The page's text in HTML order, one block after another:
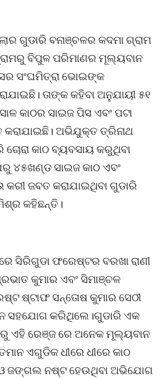
ଗୁଡାରି ବନାଞ୍ଚଳର କଦମା ଗ୍ରାମ
ବିପୁଳ ପରିମାଣର ମୂଲ୍ୟବାନ
ସଂଘମିତ୍ରା ଭୋଇଙ୍କ
ତାଙ୍କ କହିବା ଅନୁଯାୟୀ ୫୧
କାଠର ସାଇଜ ପିସ ଏବଂ ପଟା
ଅଭିଯୁକ୍ତ ତ୍ରିନାଥ
ଚୋରା କାଠ ବ୍ୟବସାୟ କରୁଥିବା
୪୫ଖଣ୍ଡ ସାଇଜ କାଠ ଏବଂ
କରୀ ଜବତ କରାଯାଇଥିବା ଗୁଡାରି
କହିଛନ୍ତି।
ସିରିଗୁଡା ଫରେଷ୍ଟର ବରଖା ରାଣୀ
କୁମାର ଏବଂ ସିମାଞ୍ଚଳ
ଷ୍ଟାଫ ସନ୍ତୋଷ କୁମାର ସେଠୀ
ସହଯୋଗ କରିଥିଲେ।ଗୁଡାରି ଏକ
ଏହି ରେଞ୍ଜ ରେ ଅନେକ ମୂଲ୍ୟବାନ
ଏଗୁଡିକ ଧୀରେ ଧୀରେ କାଠ
ଜଙ୍ଗଲ ନଷ୍ଟ ହେଉଥିବା ଅଭିଯୋଗ